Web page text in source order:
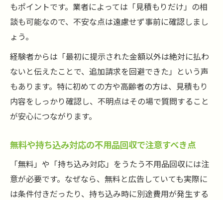
もポイントです。業者によっては「見積もりだけ」の相
談も可能なので、不安な点は遠慮せず事前に確認しまし
ょう。
経験者からは「最初に提示された金額以外は絶対に払わ
ないと伝えたことで、追加請求を回避できた」という声
もあります。特に初めての方や高齢者の方は、見積もり
内容をしっかり確認し、不明点はその場で質問すること
が安心につながります。
無料や持ち込み対応の不用品回収で注意すべき点
「無料」や「持ち込み対応」をうたう不用品回収には注
意が必要です。なぜなら、無料と広告していても実際に
は条件付きだったり、持ち込み時に別途費用が発生する